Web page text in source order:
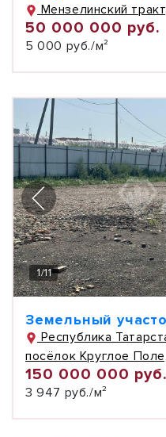
Мензелинский
50 000 000 руб.
5 000 руб./м²
1/11
Земельный
Республика
посёлок Круглое
150 000 000 руб.
3 947 руб./м²